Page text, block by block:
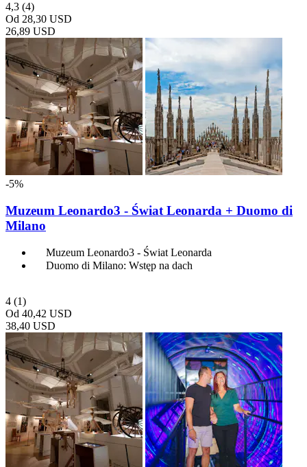
4,3 (4)
Od 28,30 USD
26,89 USD
-5%
Muzeum Leonardo3 - Świat Leonarda + Duomo di
Milano
Muzeum Leonardo3 - Świat Leonarda
Duomo di Milano: Wstęp na dach
4 (1)
Od 40,42 USD
38,40 USD